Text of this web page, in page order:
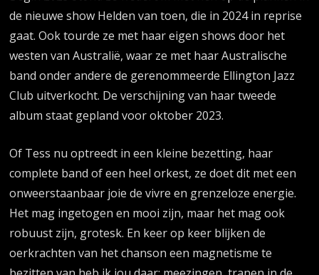
de nieuwe show Helden van toen, die in 2024 in reprise
gaat. Ook tourde ze met haar eigen shows door het
westen van Australië, waar ze met haar Australische
band onder andere de gerenommeerde Ellington Jazz
Club uitverkocht. De verschijning van haar tweede
album staat gepland voor oktober 2023.
Of Tess nu optreedt in een kleine bezetting, haar
complete band of een heel orkest, ze doet dit met een
onweerstaanbaar joie de vivre en grenzeloze energie.
Het mag ingetogen en mooi zijn, maar het mag ook
robuust zijn, grotesk. En keer op keer blijken de
oerkrachten van het chanson een magnetisme te